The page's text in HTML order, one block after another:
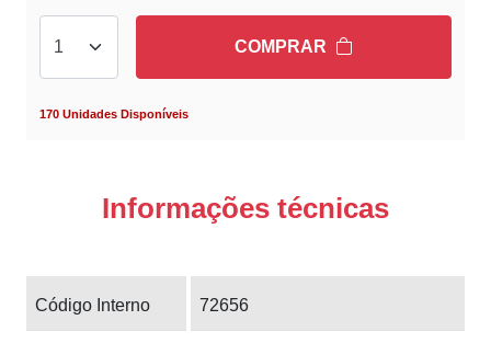
COMPRAR
170 Unidades Disponíveis
Informações técnicas
Código Interno 72656